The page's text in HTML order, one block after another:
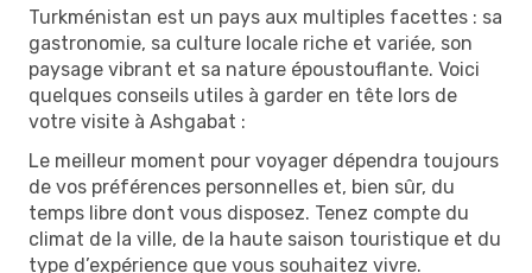
Turkménistan est un pays aux multiples facettes : sa
gastronomie, sa culture locale riche et variée, son
paysage vibrant et sa nature époustouflante. Voici
quelques conseils utiles à garder en tête lors de
votre visite à Ashgabat :
Le meilleur moment pour voyager dépendra toujours
de vos préférences personnelles et, bien sûr, du
temps libre dont vous disposez. Tenez compte du
climat de la ville, de la haute saison touristique et du
type d’expérience que vous souhaitez vivre.